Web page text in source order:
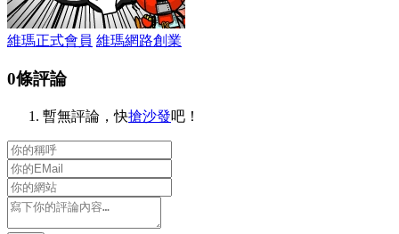
維瑪正式會員 維瑪網路創業
0條評論
暫無評論，快搶沙發吧！